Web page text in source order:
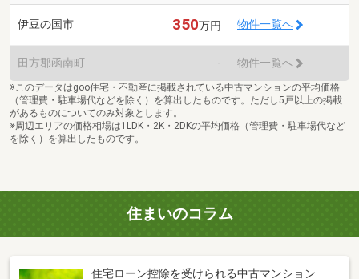
伊豆の国市 350万円 物件一覧へ
田方郡函南町 - 物件一覧へ
※このデータはgoo住宅・不動産に掲載されている中古マンションの平均価格
（管理費・駐車場代などを除く）を算出したものです。ただし5戸以上の掲載
があるものについてのみ対象とします。
※周辺エリアの価格相場は1LDK・2K・2DKの平均価格（管理費・駐車場代など
を除く）を算出したものです。
住まいのコラム
住宅ローン控除を受けられる中古マンション